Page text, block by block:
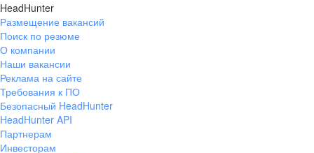
HeadHunter
Размещение вакансий
Поиск по резюме
О компании
Наши вакансии
Реклама на сайте
Требования к ПО
Безопасный HeadHunter
HeadHunter API
Партнерам
Инвесторам